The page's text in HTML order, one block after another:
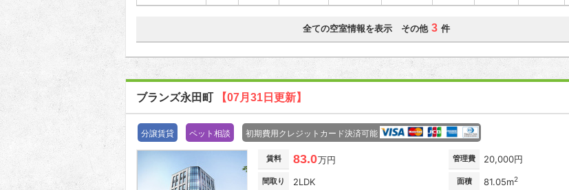
全ての空室情報を表示 その他 3 件
ブランズ永田町 【07月31日更新】
分譲賃貸 ペット相談 初期費用クレジットカード決済可能
賃料 83.0万円 管理費 20,000円
間取り 2LDK 面積 81.05m2